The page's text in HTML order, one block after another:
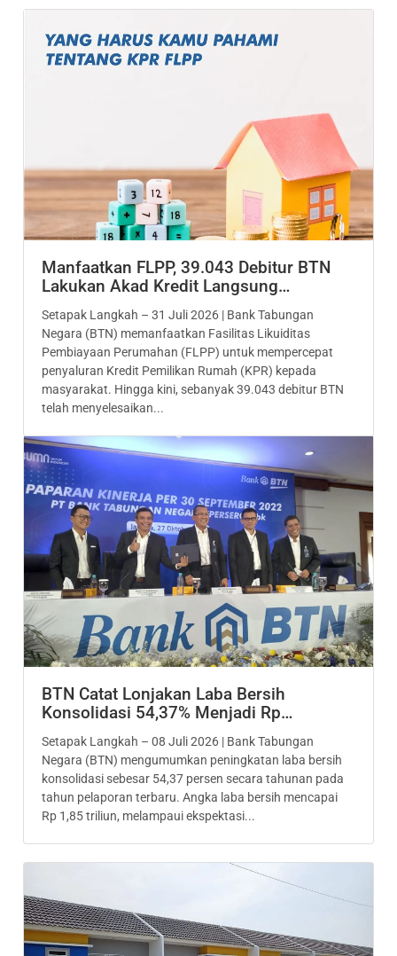
Manfaatkan FLPP, 39.043 Debitur BTN
Lakukan Akad Kredit Langsung…
Setapak Langkah – 31 Juli 2026 | Bank Tabungan
Negara (BTN) memanfaatkan Fasilitas Likuiditas
Pembiayaan Perumahan (FLPP) untuk mempercepat
penyaluran Kredit Pemilikan Rumah (KPR) kepada
masyarakat. Hingga kini, sebanyak 39.043 debitur BTN
telah menyelesaikan...
BTN Catat Lonjakan Laba Bersih
Konsolidasi 54,37% Menjadi Rp…
Setapak Langkah – 08 Juli 2026 | Bank Tabungan
Negara (BTN) mengumumkan peningkatan laba bersih
konsolidasi sebesar 54,37 persen secara tahunan pada
tahun pelaporan terbaru. Angka laba bersih mencapai
Rp 1,85 triliun, melampaui ekspektasi...